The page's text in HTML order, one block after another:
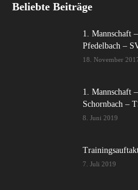
Beliebte Beiträge
1. Mannschaft
Pfedelbach –
18. November
1. Mannschaft
Schornbach –
8. Juni 2019
7. Juli 2019